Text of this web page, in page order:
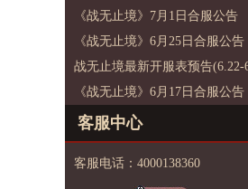
《战无止境》7月1日合服公告
《战无止境》6月25日合服公告
战无止境最新开服表预告(6.22-
《战无止境》6月17日合服公告
客服中心
客服电话：4000138360